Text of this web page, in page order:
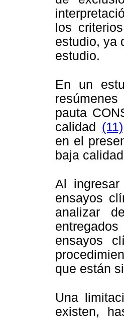
los
estudio, ya
estudio.
En un
pauta
calidad (11)
en el
baja
Al
ensayos
analizar
ensayos
que están
Una
existen,